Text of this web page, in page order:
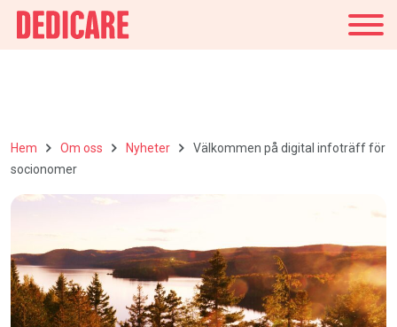
Hem Om oss Nyheter
Välkommen på digital infoträff för
socionomer